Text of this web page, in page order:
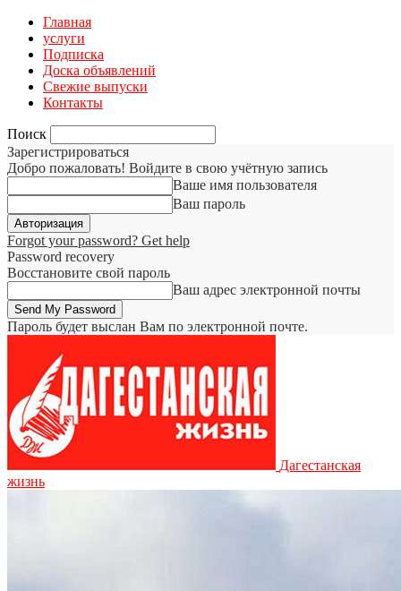
Главная
услуги
Подписка
Доска объявлений
Свежие выпуски
Контакты
Поиск
Зарегистрироваться
Добро пожаловать! Войдите в свою учётную запись
Ваше имя пользователя
Ваш пароль
Forgot your password? Get help
Password recovery
Восстановите свой пароль
Ваш адрес электронной почты
Пароль будет выслан Вам по электронной почте.
Дагестанская
жизнь